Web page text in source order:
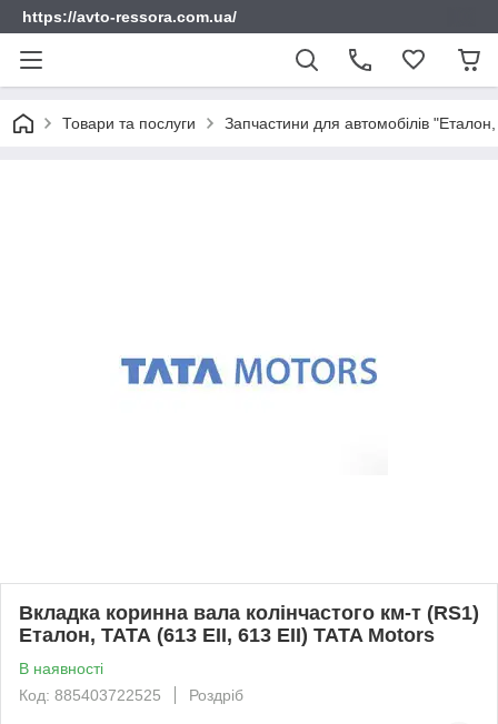
https://avto-ressora.com.ua/
Товари та послуги Запчастини для автомобілів
Вкладка коринна вала колінчастого км-т (RS1)
Еталон, ТАТА (613 EII, 613 EII) TATA Motors
В наявності
Код: 885403722525
Роздріб